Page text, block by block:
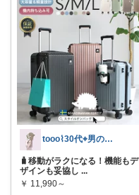
tooo⌇30代⌖男の子のママ👦🏻
🧳移動がラクになる！機能もデ
ザインも妥協し ...
￥ 11,990～